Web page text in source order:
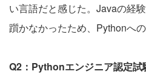
い言語だと感じた。Javaの経
躓かなかったため、Pythonへ
Q2：Pythonエンジニア認定